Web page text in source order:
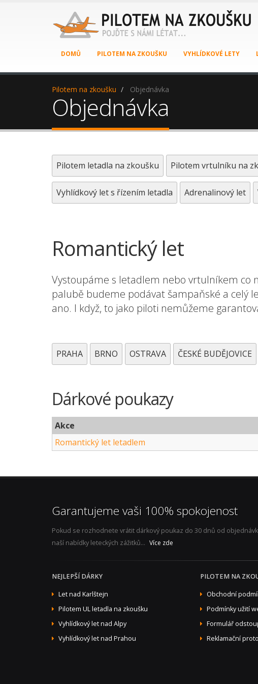
DOMŮ PILOTEM NA ZKOUŠKU VYHLÍDKOVÉ LETY
Pilotem na zkoušku Objednávka
Objednávka
Pilotem letadla na zkoušku Pilotem vrtulníku na
Vyhlídkový let s řízením letadla Adrenalinový let
Romantický let
Vystoupáme s letadlem nebo vrtulníkem co
palubě budeme podávat šampaňské a celý
ano. I když, to jako piloti nemůžeme
PRAHA BRNO OSTRAVA ČESKÉ BUDĚJOVICE
Dárkové poukazy
Akce
Romantický let letadlem
Garantujeme vaši 100% spokojenost
Pokud se rozhodnete vrátit dárkový poukaz do 30 dnů od
naší nabídky leteckých zážitků... Více zde
NEJLEPŠÍ DÁRKY
Let nad Karlštejn
Pilotem UL letadla na zkoušku
Vyhlídkový let nad Alpy
Vyhlídkový let nad Prahou
PILOTEM NA
Obchodní
Podmínky užití
Formulář
Reklamační